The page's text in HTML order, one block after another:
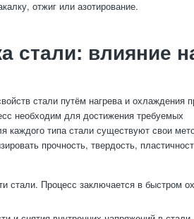
отжиг или азотирование.
стали: влияние
стали путём нагрева и охлаждения
необходим для достижения требуемых
каждого типа стали существуют свои
прочность, твердость,
стали. Процесс заключается в быстром